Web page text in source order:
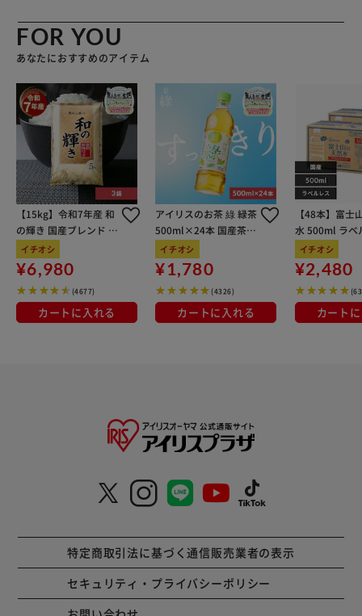
FOR YOU
あなたにおすすめのアイテム
【15kg】令和7年産 和
の輝き 国産ブレンド 5
kg×3袋
イチオシ
¥6,980
(4677)
カートに入れる
アイリスのお茶 綠 緑茶
500ml×24本 国産茶葉
100％使用
イチオシ
¥1,780
(4326)
カートに入れる
【48本】富士
水 500ml ラベ
イチオシ
¥2,480
カート
特定商取引法に基づく通信販売業者の表示
セキュリティ・プライバシーポリシー